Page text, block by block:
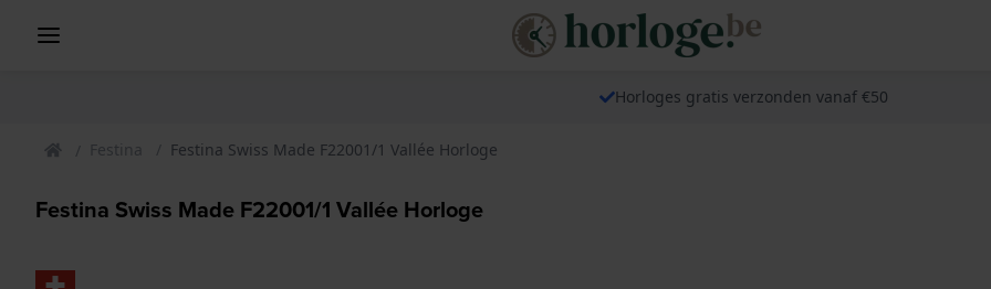
Horloges gratis verzonden vanaf €50
Festina Festina Swiss Made F22001/1 Vallée Horloge
Festina Swiss Made F22001/1 Vallée Horloge